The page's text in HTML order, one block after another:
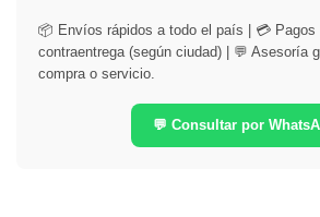
📦 Envíos rápidos a todo el país | 💳
contraentrega (según ciudad) | 💬 Asesoría
compra o servicio.
💬 Consultar por